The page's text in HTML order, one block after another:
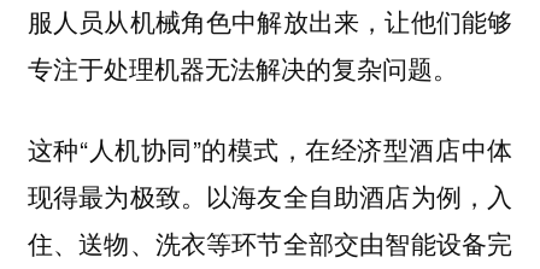
服人员从机械角色中解放出来，让他们能够
专注于处理机器无法解决的复杂问题。
这种“人机协同”的模式，在经济型酒店中体
现得最为极致。以海友全自助酒店为例，入
住、送物、洗衣等环节全部交由智能设备完